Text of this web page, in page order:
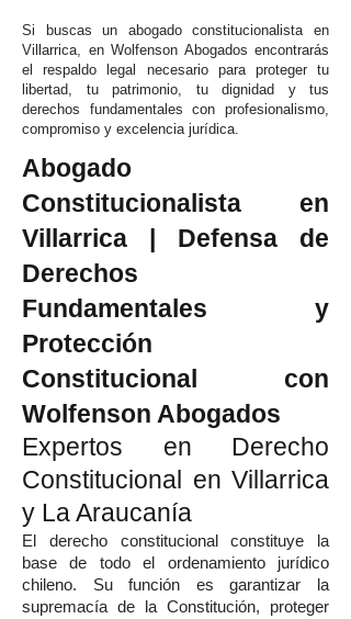
Si buscas un abogado constitucionalista en
Villarrica, en Wolfenson Abogados encontrarás
el respaldo legal necesario para proteger tu
libertad, tu patrimonio, tu dignidad y tus
derechos fundamentales con profesionalismo,
compromiso y excelencia jurídica.
Abogado
Constitucionalista en
Villarrica | Defensa de
Derechos
Fundamentales y
Protección
Constitucional con
Wolfenson Abogados
Expertos en Derecho
Constitucional en Villarrica
y La Araucanía
El derecho constitucional constituye la
base de todo el ordenamiento jurídico
chileno. Su función es garantizar la
supremacía de la Constitución, proteger